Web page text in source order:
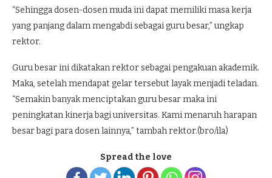
“Sehingga dosen-dosen muda ini dapat memiliki masa kerja
yang panjang dalam mengabdi sebagai guru besar,” ungkap
rektor.
Guru besar ini dikatakan rektor sebagai pengakuan akademik.
Maka, setelah mendapat gelar tersebut layak menjadi teladan.
“Semakin banyak menciptakan guru besar maka ini
peningkatan kinerja bagi universitas. Kami menaruh harapan
besar bagi para dosen lainnya,” tambah rektor.(bro/ila)
Spread the love